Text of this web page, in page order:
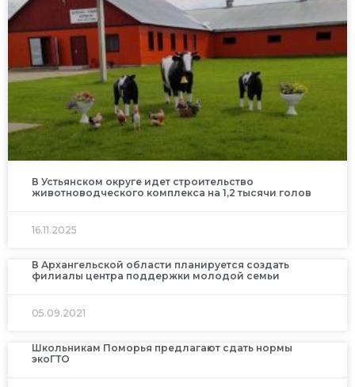
В Устьянском округе идет строительство
животноводческого комплекса на 1,2 тысячи голов
16.11.2025
В Архангельской области планируется создать
филиалы центра поддержки молодой семьи
05.09.2021
Школьникам Поморья предлагают сдать нормы
экоГТО